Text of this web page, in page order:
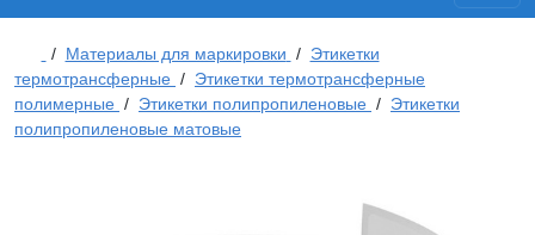
/ Материалы для маркировки / Этикетки
термотрансферные / Этикетки термотрансферные
полимерные / Этикетки полипропиленовые / Этикетки
полипропиленовые матовые